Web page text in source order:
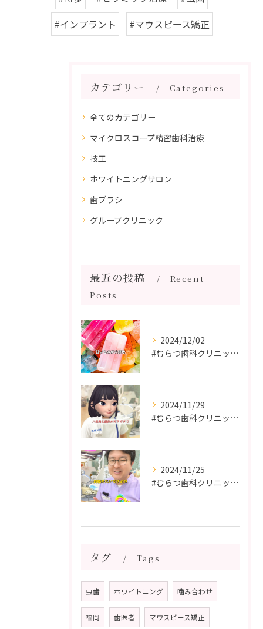
#インプラント
#マウスピース矯正
カテゴリー Categories
全てのカテゴリー
マイクロスコープ精密歯科治療
技工
ホワイトニングサロン
歯ブラシ
グループクリニック
最近の投稿
Recent
Posts
2024/12/02
#むらつ歯科クリニック #博多 #審美歯科 #短期間で治療 ...
2024/11/29
#むらつ歯科クリニック #博多 #審美歯科 #短期間で治療 ...
2024/11/25
#むらつ歯科クリニック #博多 #審美歯科 #短期間で治療 ...
タグ Tags
虫歯 ホワイトニング 噛み合わせ
福岡 歯医者 マウスピース矯正